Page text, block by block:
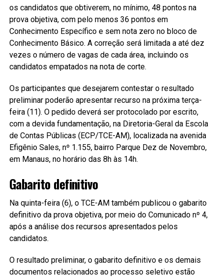
os candidatos que obtiverem, no mínimo, 48 pontos na
prova objetiva, com pelo menos 36 pontos em
Conhecimento Específico e sem nota zero no bloco de
Conhecimento Básico. A correção será limitada a até dez
vezes o número de vagas de cada área, incluindo os
candidatos empatados na nota de corte.
Os participantes que desejarem contestar o resultado
preliminar poderão apresentar recurso na próxima terça-
feira (11). O pedido deverá ser protocolado por escrito,
com a devida fundamentação, na Diretoria-Geral da Escola
de Contas Públicas (ECP/TCE-AM), localizada na avenida
Efigênio Sales, nº 1.155, bairro Parque Dez de Novembro,
em Manaus, no horário das 8h às 14h.
Gabarito definitivo
Na quinta-feira (6), o TCE-AM também publicou o gabarito
definitivo da prova objetiva, por meio do Comunicado nº 4,
após a análise dos recursos apresentados pelos
candidatos.
O resultado preliminar, o gabarito definitivo e os demais
documentos relacionados ao processo seletivo estão